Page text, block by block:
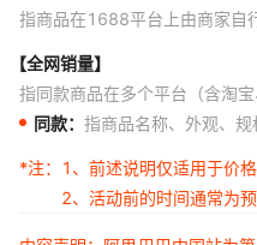
指商品在1688平台上由商家自
【全网销量】
指同款商品在多个平台（含淘
同款： 指商品名称、外观、
*注：
1、前述说明仅适用于价格
2、活动前的时间通常为